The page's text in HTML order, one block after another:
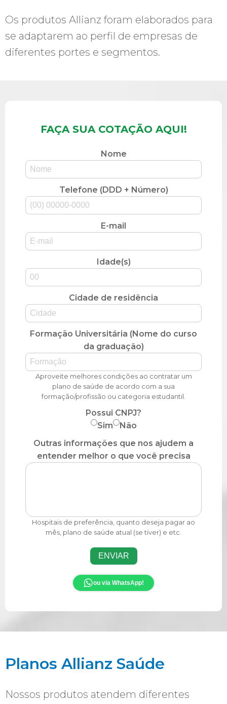
Os produtos Allianz foram elaborados para
se adaptarem ao perfil de empresas de
diferentes portes e segmentos.
FAÇA SUA COTAÇÃO AQUI!
Nome
Telefone (DDD + Número)
E-mail
Idade(s)
Cidade de residência
Formação Universitária (Nome do curso
da graduação)
Aproveite melhores condições ao contratar um
plano de saúde de acordo com a sua
formação/profissão ou categoria estudantil.
Possui CNPJ?
Sim
Não
Outras informações que nos ajudem a
entender melhor o que você precisa
Hospitais de preferência, quanto deseja pagar ao
mês, plano de saúde atual (se tiver) e etc.
ENVIAR
ou via WhatsApp!
Planos Allianz Saúde
Nossos produtos atendem diferentes